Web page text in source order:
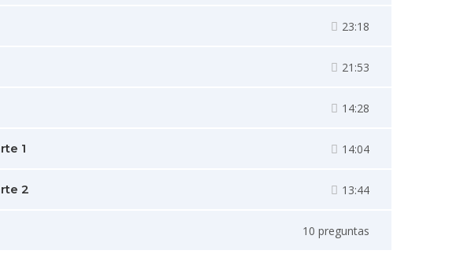
23:18
21:53
14:28
1 14:04
2 13:44
10 preguntas